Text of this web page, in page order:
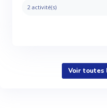
2 activité(s)
Voir toutes